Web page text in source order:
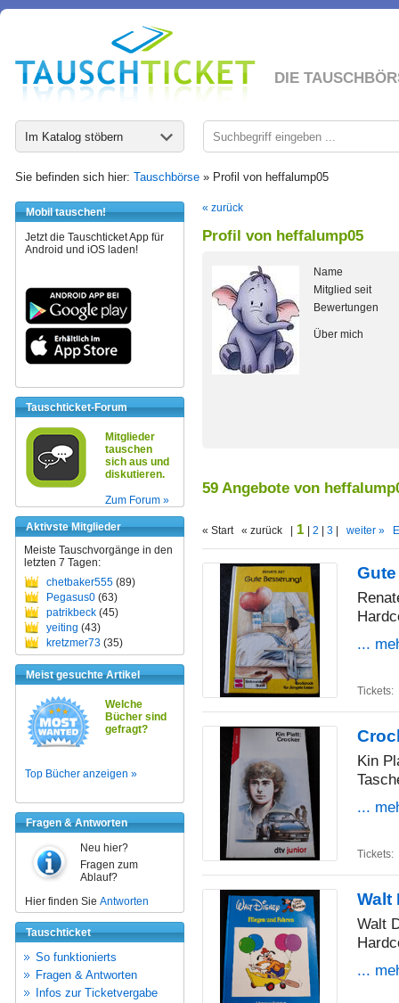
DIE
Im Katalog stöbern
Sie befinden sich hier: Tauschbörse » Profil von heffalump05
Mobil tauschen!
Jetzt die Tauschticket App für
Android und iOS laden!
Tauschticket-Forum
Mitglieder
tauschen
sich aus und
diskutieren.
Zum Forum »
Aktivste Mitglieder
Meiste Tauschvorgänge in den
letzten 7 Tagen:
chetbaker555 (89)
Pegasus0 (63)
patrikbeck (45)
yeiting (43)
kretzmer73 (35)
Meist gesuchte Artikel
Welche
Bücher sind
gefragt?
Top Bücher anzeigen »
Fragen & Antworten
Neu hier?
Fragen zum
Ablauf?
Hier finden Sie Antworten
Tauschticket
So funktionierts
Fragen & Antworten
Infos zur Ticketvergabe
« zurück
Profil von heffalump05
Name
Mitglied seit
Bewertungen
Über mich
59 Angebote von
« Start « zurück | 1 2 3 weiter »
...
Tickets:
Kin
...
Tickets:
Walt
Walt
...